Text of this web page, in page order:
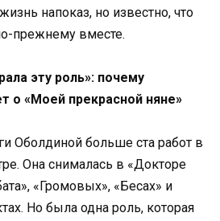
напоказ, но известно, что
прежнему вместе.
эту роль»: почему
о «Моей прекрасной няне»
Оболдиной больше ста работ в
Она снималась в «Докторе
«Громовых», «Бесах» и
Но была одна роль, которая